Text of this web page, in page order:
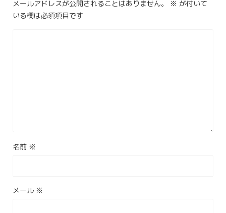
メールアドレスが公開されることはありません。 ※ が付いて
いる欄は必須項目です
名前 ※
メール ※